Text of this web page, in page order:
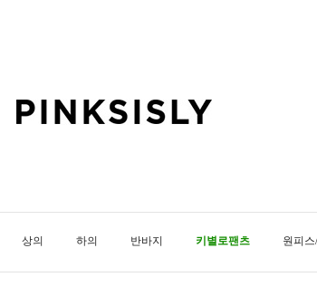
상의 하의 반바지 키별로팬츠 원피